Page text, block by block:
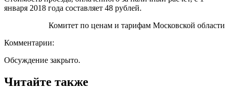
января 2018 года составляет 48 рублей.
Комитет по ценам и тарифам Московской области
Комментарии:
Обсуждение закрыто.
Читайте также